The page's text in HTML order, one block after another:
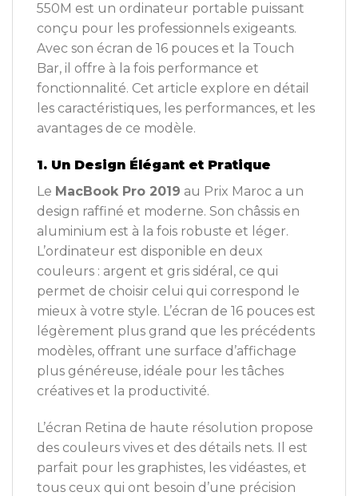
550M est un ordinateur portable puissant
conçu pour les professionnels exigeants.
Avec son écran de 16 pouces et la Touch
Bar, il offre à la fois performance et
fonctionnalité. Cet article explore en détail
les caractéristiques, les performances, et les
avantages de ce modèle.
1. Un Design Élégant et Pratique
Le MacBook Pro 2019 au Prix Maroc a un
design raffiné et moderne. Son châssis en
aluminium est à la fois robuste et léger.
L’ordinateur est disponible en deux
couleurs : argent et gris sidéral, ce qui
permet de choisir celui qui correspond le
mieux à votre style. L’écran de 16 pouces est
légèrement plus grand que les précédents
modèles, offrant une surface d’affichage
plus généreuse, idéale pour les tâches
créatives et la productivité.
L’écran Retina de haute résolution propose
des couleurs vives et des détails nets. Il est
parfait pour les graphistes, les vidéastes, et
tous ceux qui ont besoin d’une précision